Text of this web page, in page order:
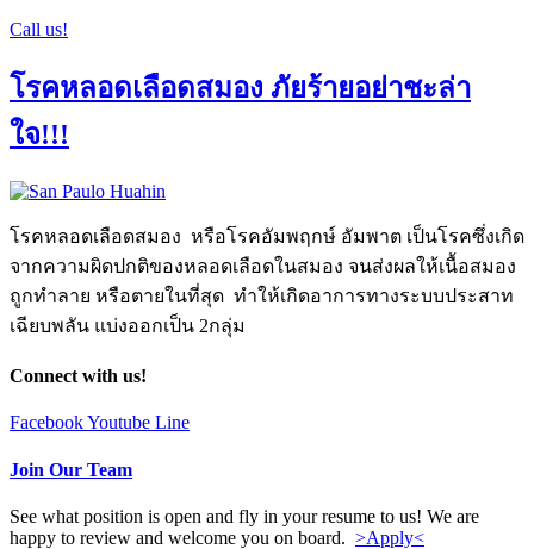
Call us!
โรคหลอดเลือดสมอง ภัยร้ายอย่าชะล่า
ใจ!!!
โรคหลอดเลือดสมอง หรือโรคอัมพฤกษ์ อัมพาต เป็นโรคซึ่งเกิด
จากความผิดปกติของหลอดเลือดในสมอง จนส่งผลให้เนื้อสมอง
ถูกทำลาย หรือตายในที่สุด ทำให้เกิดอาการทางระบบประสาท
เฉียบพลัน แบ่งออกเป็น 2กลุ่ม
Connect with us!
FacebookYoutube Line
Join Our Team
See what position is open and fly in your resume to us! We are
happy to review and welcome you on board. >Apply<